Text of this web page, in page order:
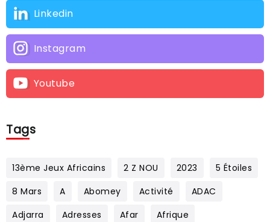
Linkedin
Instagram
Youtube
Tags
13ème Jeux Africains 2 Z NOU 2023
5 Étoiles
8 Mars
A Abomey Activité
ADAC
Adjarra
Adresses Afar
Afrique